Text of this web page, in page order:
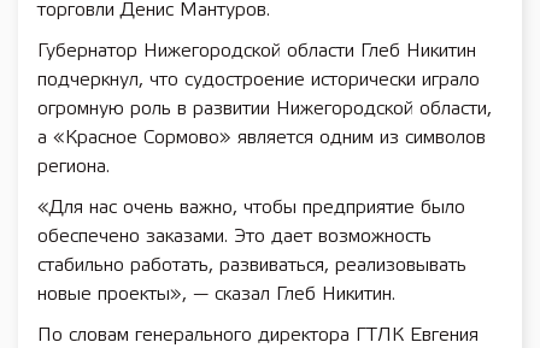
торговли Денис Мантуров.
Губернатор Нижегородской области Глеб Никитин
подчеркнул, что судостроение исторически играло
огромную роль в развитии Нижегородской области,
а «Красное Сормово» является одним из символов
региона.
«Для нас очень важно, чтобы предприятие было
обеспечено заказами. Это дает возможность
стабильно работать, развиваться, реализовывать
новые проекты», — сказал Глеб Никитин.
По словам генерального директора ГТЛК Евгения